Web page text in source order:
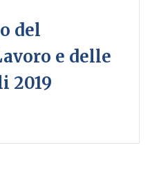
del
e delle
2019